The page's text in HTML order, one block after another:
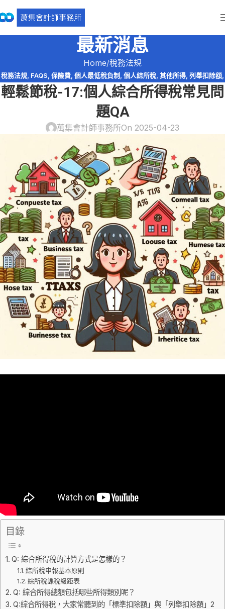
最新消息
Home 稅務法規
稅務法規, FAQS, 保險費, 個人最低稅負制 , 個人綜所稅, 其他所得, 列舉扣除額,
執行業務所得,幼兒學前扣除額 ,扶養親屬扣除額,教育學費特別扣除額,綜所稅
免稅額 ,薪資所得 購屋貸款利息 ,輕鬆節稅 ,輕鬆節稅-綜所稅
輕鬆節稅-17:個人綜合所得稅常見問
題QA
萬集會計師事務所On 2025-04-23
目錄
Q: 綜合所得稅的計算方式是怎樣的？
綜所稅申報基本原則
綜所稅課稅級距表
Q: 綜合所得總額包括哪些所得類別呢？
Q:綜合所得稅，大家常聽到的「標準扣除額」與「列舉扣除額」2